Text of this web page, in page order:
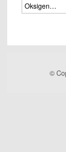
Oksigen…
©